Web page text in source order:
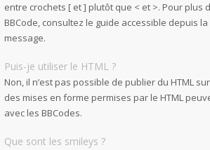
entre crochets [ et ] plutôt que < et >. Pour plus
BBCode, consultez le guide accessible depuis
message.
Puis-je utiliser le HTML ?
Non, il n’est pas possible de publier du HTML
des mises en forme permises par le HTML
avec les BBCodes.
Que sont les smileys ?